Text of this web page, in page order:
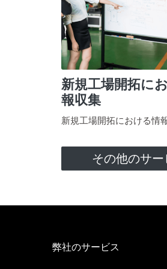
新規工場開拓に
報収集
新規工場開拓における情
その他のサー
弊社のサービス